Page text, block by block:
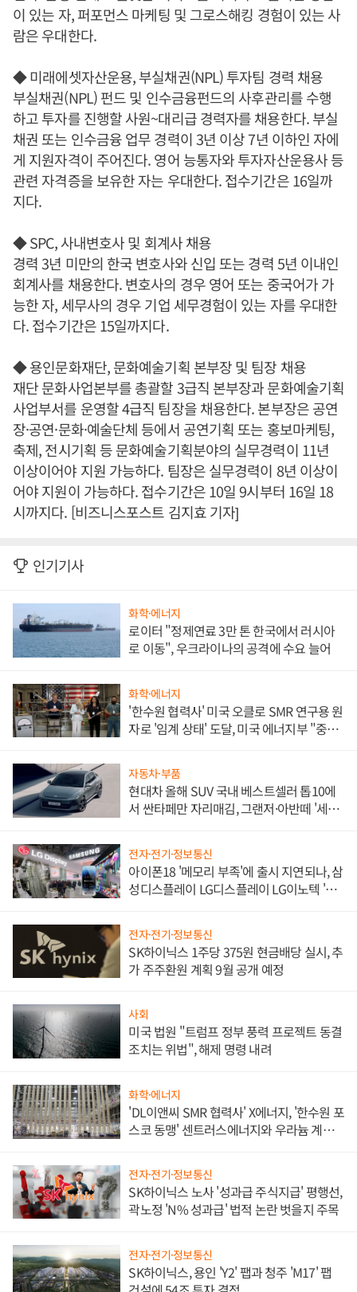
이 있는 자, 퍼포먼스 마케팅 및 그로스해킹 경험이 있는 사
람은 우대한다.
◆ 미래에셋자산운용, 부실채권(NPL) 투자팀 경력 채용
부실채권(NPL) 펀드 및 인수금융펀드의 사후관리를 수행
하고 투자를 진행할 사원~대리급 경력자를 채용한다. 부실
채권 또는 인수금융 업무 경력이 3년 이상 7년 이하인 자에
게 지원자격이 주어진다. 영어 능통자와 투자자산운용사 등
관련 자격증을 보유한 자는 우대한다. 접수기간은 16일까
지다.
◆ SPC, 사내변호사 및 회계사 채용
경력 3년 미만의 한국 변호사와 신입 또는 경력 5년 이내인
회계사를 채용한다. 변호사의 경우 영어 또는 중국어가 가
능한 자, 세무사의 경우 기업 세무경험이 있는 자를 우대한
다. 접수기간은 15일까지다.
◆ 용인문화재단, 문화예술기획 본부장 및 팀장 채용
재단 문화사업본부를 총괄할 3급직 본부장과 문화예술기획
사업부서를 운영할 4급직 팀장을 채용한다. 본부장은 공연
장·공연·문화·예술단체 등에서 공연기획 또는 홍보마케팅,
축제, 전시기획 등 문화예술기획분야의 실무경력이 11년
이상이어야 지원 가능하다. 팀장은 실무경력이 8년 이상이
어야 지원이 가능하다. 접수기간은 10일 9시부터 16일 18
시까지다. [비즈니스포스트 김지효 기자]
인기기사
화학·에너지
로이터 "정제연료 3만 톤 한국에서 러시아
로 이동", 우크라이나의 공격에 수요 늘어
화학·에너지
'한수원 협력사' 미국 오클로 SMR 연구용 원
자로 '임계 상태' 도달, 미국 에너지부 "중요
자동차·부품
현대차 올해 SUV 국내 베스트셀러 톱10에
서 싼타페만 자리매김, 그랜저·아반떼 '세단
전자·전기·정보통신
아이폰18 '메모리 부족'에 출시 지연되나, 삼
성디스플레이 LG디스플레이 LG이노텍 '탈
전자·전기·정보통신
SK하이닉스 1주당 375원 현금배당 실시, 추
가 주주환원 계획 9월 공개 예정
사회
미국 법원 "트럼프 정부 풍력 프로젝트 동결
조치는 위법", 해제 명령 내려
화학·에너지
'DL이앤씨 SMR 협력사' X에너지, '한수원 포
스코 동맹' 센트러스에너지와 우라늄 계약
전자·전기·정보통신
SK하이닉스 노사 '성과급 주식지급' 평행선,
곽노정 'N% 성과급' 법적 논란 벗을지 주목
전자·전기·정보통신
SK하이닉스, 용인 'Y2' 팹과 청주 'M17' 팹